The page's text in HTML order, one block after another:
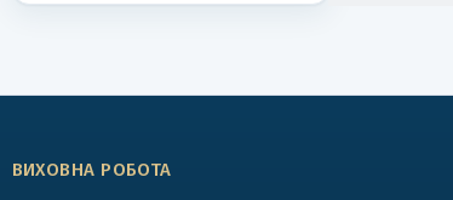
ВИХОВНА РОБОТА